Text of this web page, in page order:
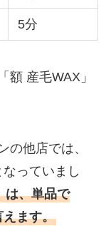
5分
額 産毛WAX」
の他店では、
っていまし
は、単品で
えます。